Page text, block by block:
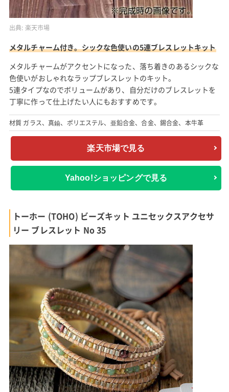
出典: 楽天市場
メタルチャーム付き。シックな色使いの5連ブレスレットキット
メタルチャームがアクセントになった、落ち着きのあるシックな
色使いがおしゃれなラップブレスレットのキット。
5連タイプなのでボリュームがあり、自分だけのブレスレットを
丁寧に作って仕上げたい人にもおすすめです。
材質 ガラス、真鍮、ポリエステル、亜鉛合金、合金、錫合金、本牛革
楽天市場で見る
Yahoo!ショッピングで見る
トーホー (TOHO) ビーズキット ユニセックスアクセサ
リー ブレスレット No 35